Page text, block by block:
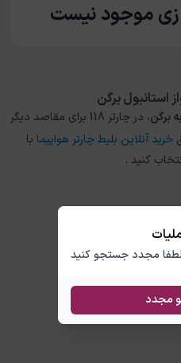
مجدد جستجو کنید
مجدد
موجود نیست
استانبول برگن
برگن
، در چارتر 118 برای مقاصد دیگر
خرید آنلاین بلیط چارتر هواپیما با
کنید .